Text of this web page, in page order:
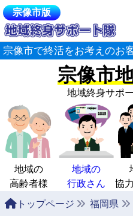
宗像市版
宗像市で終活をお考えのお
宗像市
地域終身サポ
地域の
高齢者様
地域の
行政さん
協
トップページ 福岡県